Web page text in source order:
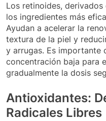
Los retinoides,
los ingredientes más
Ayudan a acelerar la
textura de la piel y
y arrugas. Es importante
concentración baja para
gradualmente la dosis
Antioxidantes:
Radicales Libres